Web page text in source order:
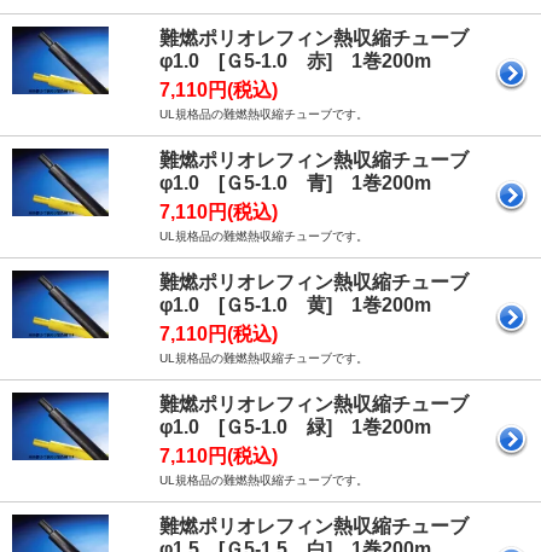
難燃ポリオレフィン熱収縮チューブ
φ1.0 [Ｇ5-1.0 赤] 1巻200m
7,110円(税込)
UL規格品の難燃熱収縮チューブです。
難燃ポリオレフィン熱収縮チューブ
φ1.0 [Ｇ5-1.0 青] 1巻200m
7,110円(税込)
UL規格品の難燃熱収縮チューブです。
難燃ポリオレフィン熱収縮チューブ
φ1.0 [Ｇ5-1.0 黄] 1巻200m
7,110円(税込)
UL規格品の難燃熱収縮チューブです。
難燃ポリオレフィン熱収縮チューブ
φ1.0 [Ｇ5-1.0 緑] 1巻200m
7,110円(税込)
UL規格品の難燃熱収縮チューブです。
難燃ポリオレフィン熱収縮チューブ